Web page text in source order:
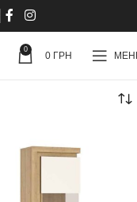
0
0 ГРН